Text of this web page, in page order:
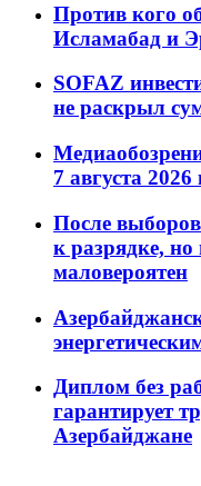
Против кого
Исламабад и
SOFAZ
не раскрыл
7 августа 2026
После
к разрядке,
маловероятен
Диплом без
гарантирует
Азербайджане